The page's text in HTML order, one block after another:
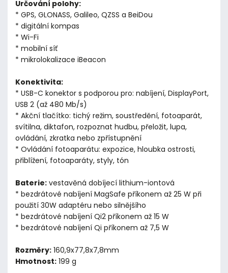
Určování polohy:
* GPS, GLONASS, Galileo, QZSS a BeiDou
* digitální kompas
* Wi-Fi
* mobilní síť
* mikrolokalizace iBeacon
Konektivita:
* USB-C konektor s podporou pro: nabíjení, DisplayPort,
USB 2 (až 480 Mb/s)
* Akční tlačítko: tichý režim, soustředění, fotoaparát,
svítilna, diktafon, rozpoznat hudbu, přeložit, lupa,
ovládání, zkratka nebo zpřístupnění
* Ovládání fotoaparátu: expozice, hloubka ostrosti,
přiblížení, fotoaparáty, styly, tón
Baterie: vestavěná dobíjecí lithium-iontová
* bezdrátové nabíjení MagSafe příkonem až 25 W při
použití 30W adaptéru nebo silnějšího
* bezdrátové nabíjení Qi2 příkonem až 15 W
* bezdrátové nabíjení Qi příkonem až 7,5 W
Rozměry: 160,9x77,8x7,8mm
Hmotnost: 199 g